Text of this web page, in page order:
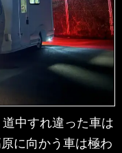
中すれ違った車は
に向かう車は極わ